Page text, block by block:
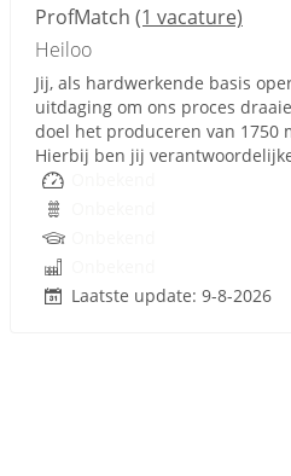
ProfMatch (1 vacature)
Heiloo
Jij, als hardwerkende basis
uitdaging om ons proces
doel het produceren van 1750
Hierbij ben jij
Laatste update: 9-8-2026